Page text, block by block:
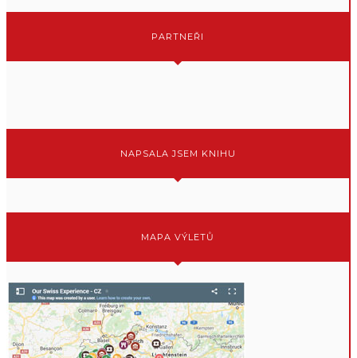
PARTNEŘI
NAPSALA JSEM KNIHU
MAPA VÝLETŮ